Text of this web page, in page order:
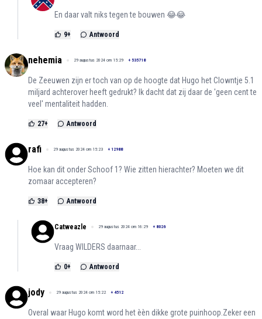
En daar valt niks tegen te bouwen 😂😂
9+ Antwoord
nehemia 29 augustus 2024 om 15:29 + 535718
De Zeeuwen zijn er toch van op de hoogte dat Hugo het Clowntje 5.1
miljard achterover heeft gedrukt? Ik dacht dat zij daar de 'geen cent te
veel' mentaliteit hadden.
27+ Antwoord
rafi 29 augustus 2024 om 15:23 + 12988
Hoe kan dit onder Schoof 1? Wie zitten hierachter? Moeten we dit
zomaar accepteren?
38+ Antwoord
Catweazle 29 augustus 2024 om 16:29 + 8026
Vraag WILDERS daarnaar...
0+ Antwoord
jody 29 augustus 2024 om 15:22 + 4512
Overal waar Hugo komt word het èèn dikke grote puinhoop.Zeker een